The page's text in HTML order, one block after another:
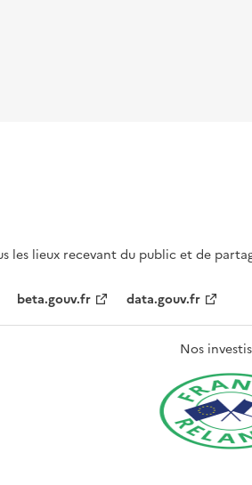
les lieux recevant du public et de
beta.gouv.fr data.gouv.fr
Nos